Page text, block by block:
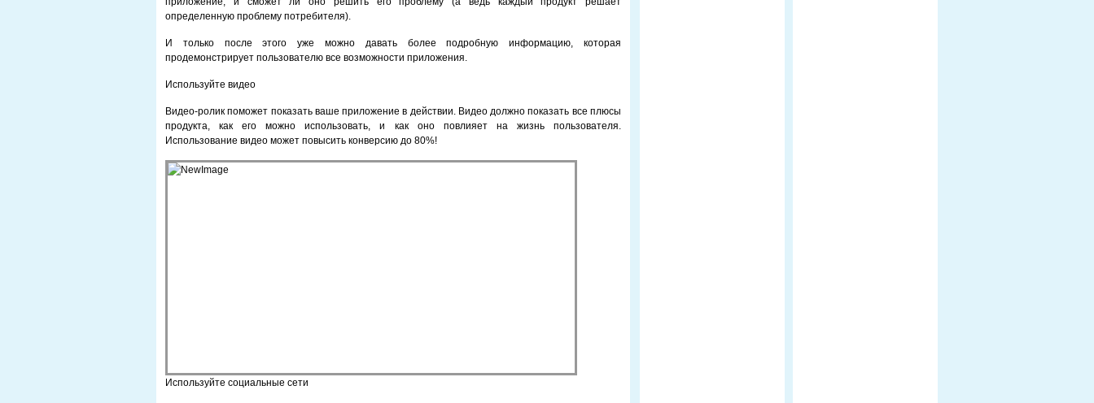
определенную проблему потребителя).
И только после этого уже можно давать более подробную информацию, которая
продемонстрирует пользователю все возможности приложения.
Используйте видео
Видео-ролик поможет показать ваше приложение в действии. Видео должно показать все плюсы
продукта, как его можно использовать, и как оно повлияет на жизнь пользователя.
Использование видео может повысить конверсию до 80%!
Используйте социальные сети